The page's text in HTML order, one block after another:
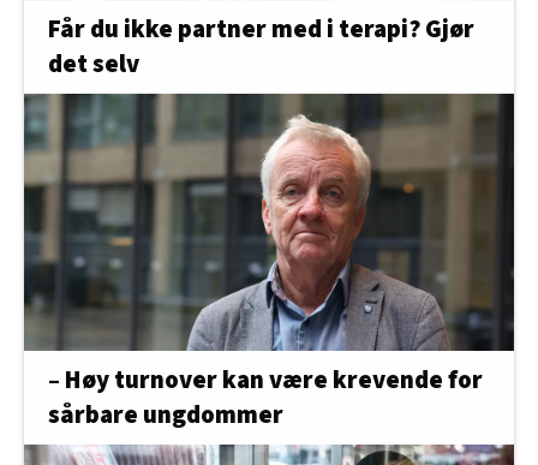
Får du ikke partner med i terapi? Gjør
det selv
– Høy turnover kan være krevende for
sårbare ungdommer